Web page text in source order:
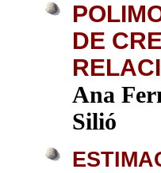
DE
Ana
Silió